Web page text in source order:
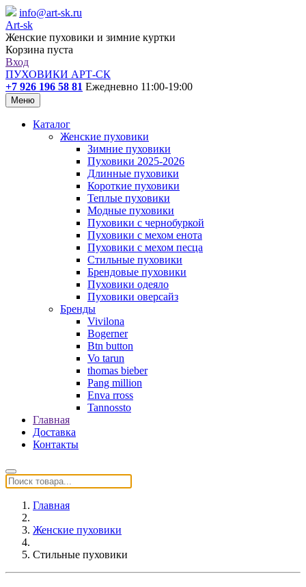
info@art-sk.ru
Art-sk
Женские пуховики и зимние куртки
Корзина пуста
Вход
ПУХОВИКИ АРТ-СК
+7 926 196 58 81 Ежедневно 11:00-19:00
Меню
Каталог
Женские пуховики
Зимние пуховики
Пуховики 2025-2026
Длинные пуховики
Короткие пуховики
Теплые пуховики
Модные пуховики
Пуховики с чернобуркой
Пуховики с мехом енота
Пуховики с мехом песца
Стильные пуховики
Брендовые пуховики
Пуховики одеяло
Пуховики оверсайз
Бренды
Vivilona
Bogerner
Btn button
Vo tarun
thomas bieber
Pang million
Enva rross
Tannossto
Главная
Доставка
Контакты
Главная
Женские пуховики
Стильные пуховики